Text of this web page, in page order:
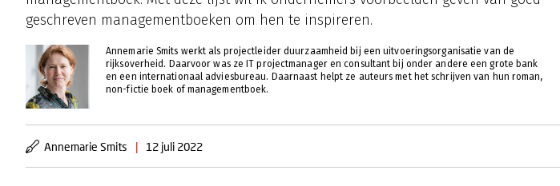
geschreven managementboeken om hen te inspireren.
Annemarie Smits werkt als projectleider duurzaamheid bij een uitvoeringsorganisatie van de
rijksoverheid. Daarvoor was ze IT projectmanager en consultant bij onder andere een grote bank
en een internationaal adviesbureau. Daarnaast helpt ze auteurs met het schrijven van hun roman,
non-fictie boek of managementboek.
Annemarie Smits | 12 juli 2022